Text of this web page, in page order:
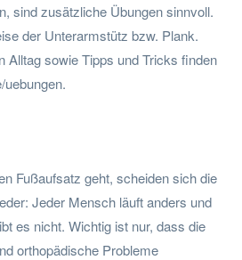
sind zusätzliche Übungen sinnvoll.
der Unterarmstütz bzw. Plank.
Alltag sowie Tipps und Tricks finden
uebungen.
Fußaufsatz geht, scheiden sich die
Jeder Mensch läuft anders und
es nicht. Wichtig ist nur, dass die
orthopädische Probleme